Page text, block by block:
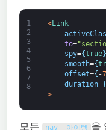
1
2
3
4
5
6
7
8
<Link
to=
spy={true}
smooth={
offset={ -
duration={
>
모든 nav- 아이템 을